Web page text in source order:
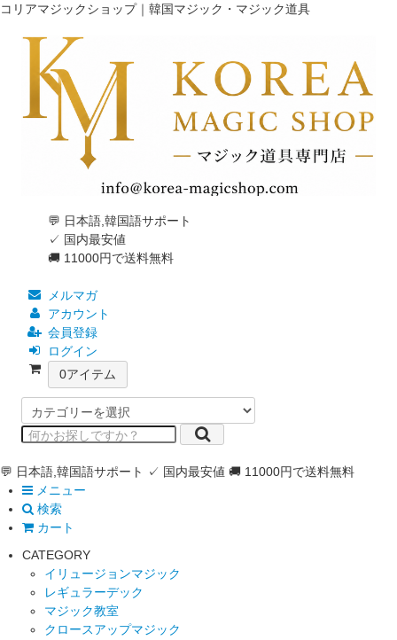
コリアマジックショップ｜韓国マジック・マジック道具
💬 日本語,韓国語サポート
✓ 国内最安値
🚚 11000円で送料無料
メルマガ
アカウント
会員登録
ログイン
0アイテム
💬 日本語,韓国語サポート ✓ 国内最安値 🚚 11000円で送料無料
メニュー
検索
カート
CATEGORY
イリュージョンマジック
レギュラーデック
マジック教室
クロースアップマジック